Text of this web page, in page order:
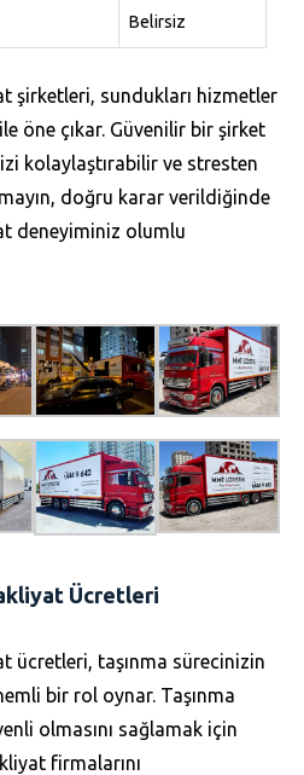
Belirsiz
şirketleri, sundukları hizmetler
öne çıkar. Güvenilir bir şirket
kolaylaştırabilir ve stresten
doğru karar verildiğinde
deneyiminiz olumlu
Ücretleri
ücretleri, taşınma sürecinizin
bir rol oynar. Taşınma
olmasını sağlamak için
firmalarını